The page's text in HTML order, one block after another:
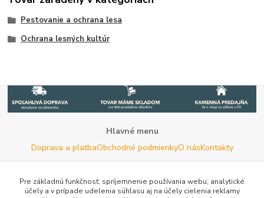
Pestovanie a ochrana lesa
Ochrana lesných kultúr
Hlavné menu
Doprava a platbaObchodné podmienkyO násKontakty
Potrebujete poradiť s výberom?
Neváhajte nás kontaktovať.
Tel:+420 722 744 267- Po - Pia (8 - 16 hod)
Pre základnú funkčnosť, spríjemnenie používania webu, analytické
účely a v prípade udelenia súhlasu aj na účely cielenia reklamy